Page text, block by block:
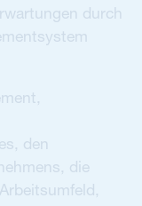
durch
den
die